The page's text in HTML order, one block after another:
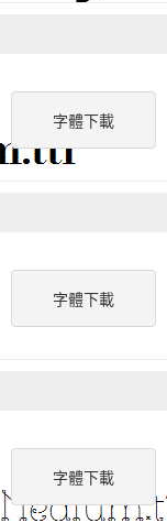
字體下載
字體下載
字體下載